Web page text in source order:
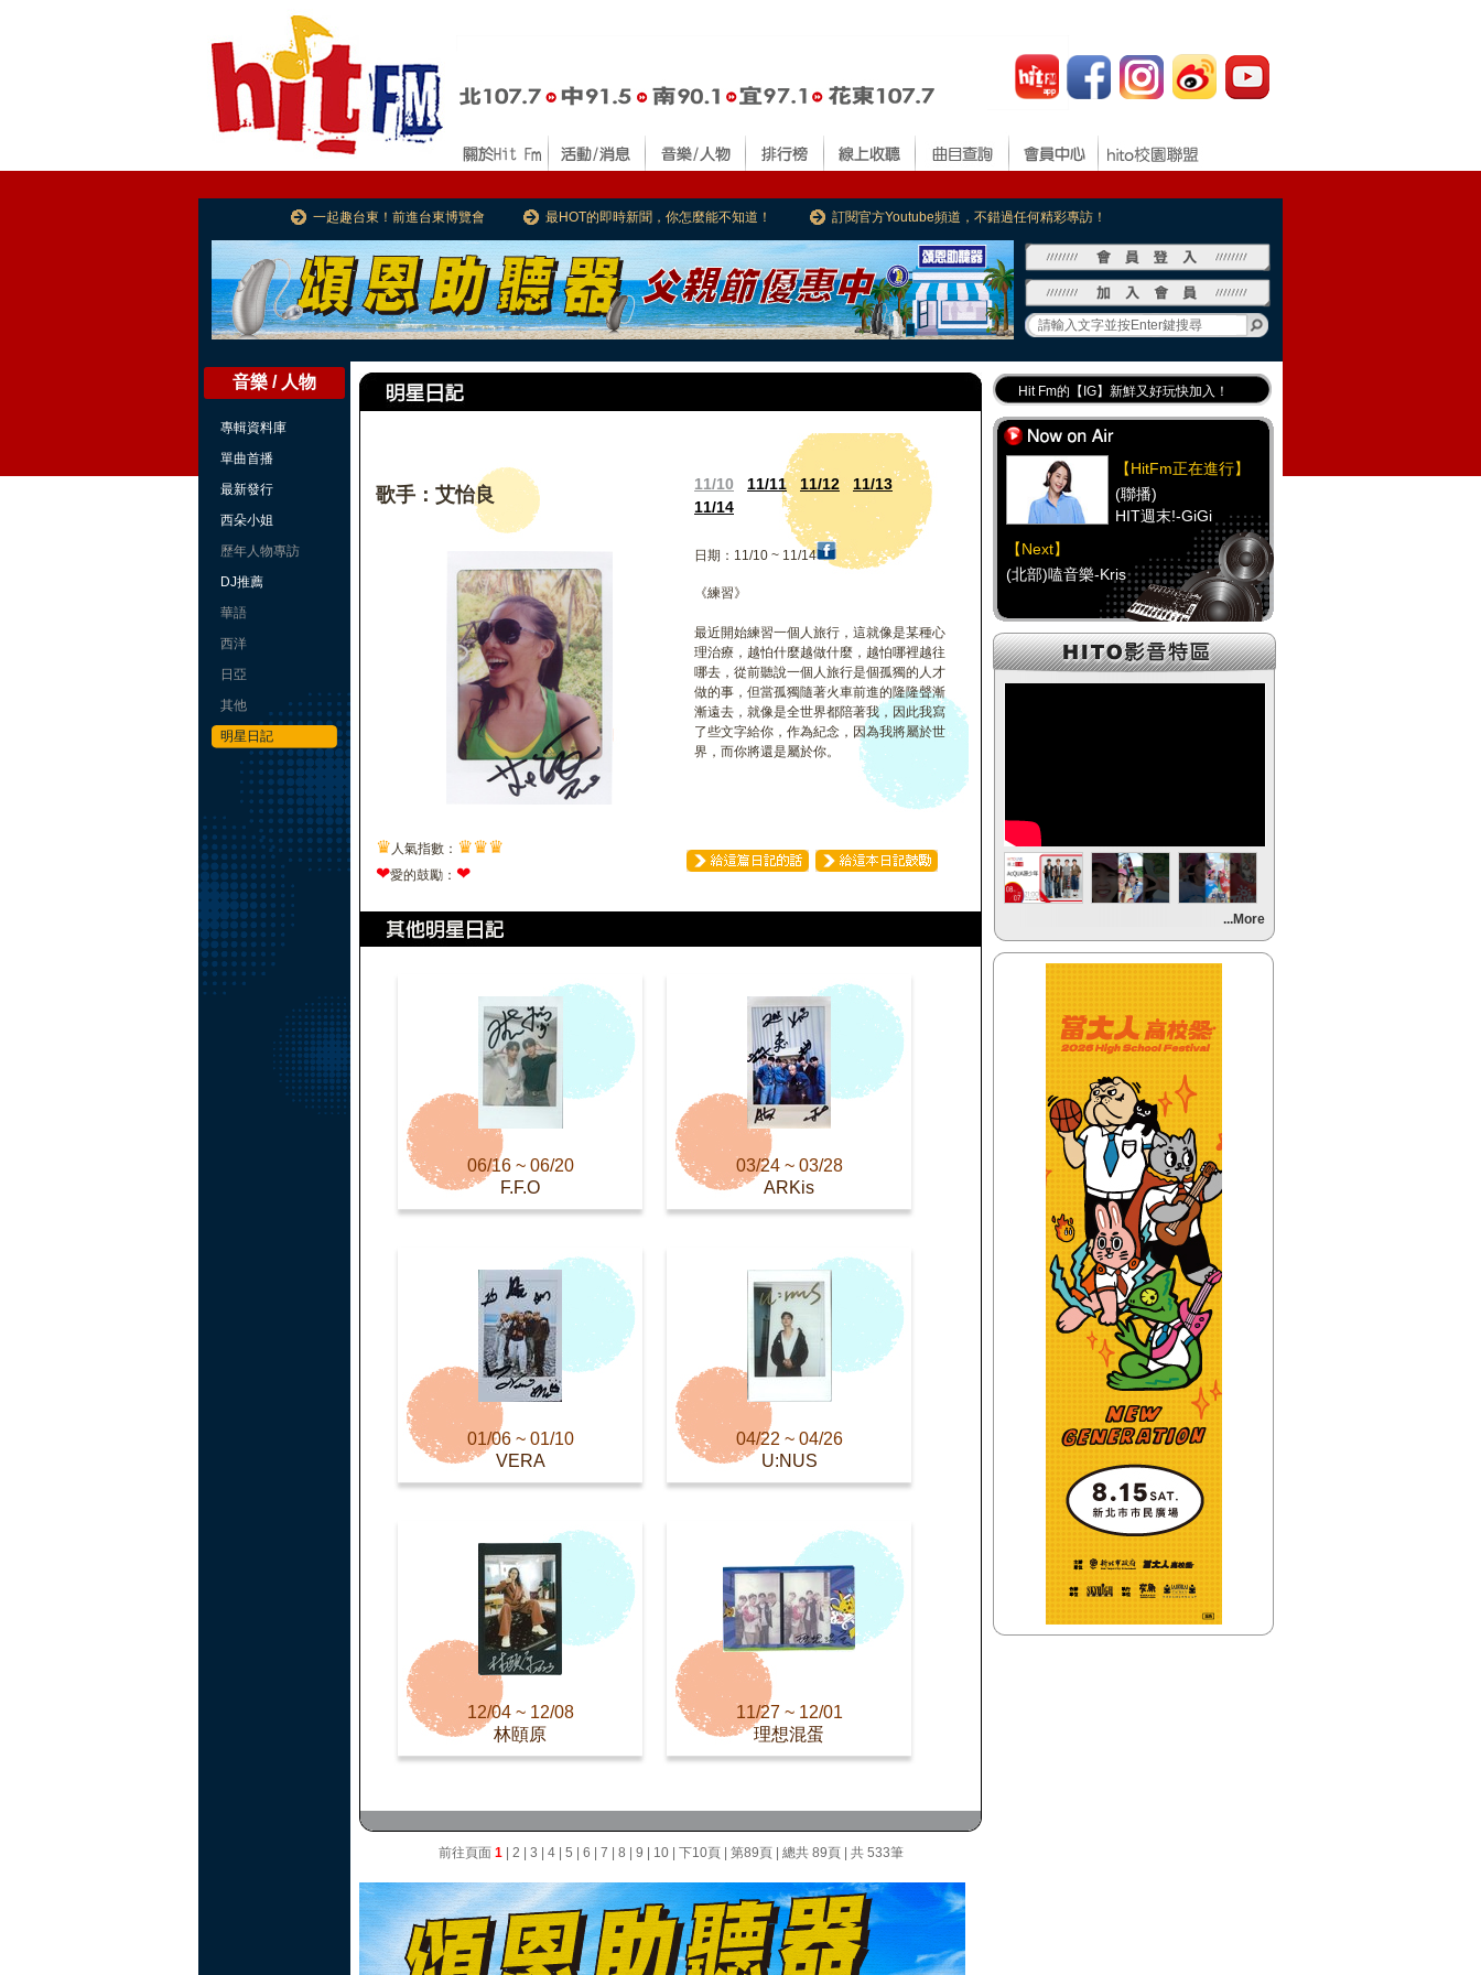
一起趣台東！前進台東博覽會 最HOT的即時新聞，你怎麼能不知道！ 訂閱官方Youtube頻道，不錯過任何精彩專訪！
音樂 / 人物
專輯資料庫
單曲首播
最新發行
西朵小姐
歷年人物專訪
DJ推薦
華語
西洋
日亞
其他
明星日記
歌手：艾怡良 11/10 11/11 11/12
11/13
11/14
日期：11/10 ~ 11/14
《練習》
最近開始練習一個人旅行，這就像是某種心
理治療，越怕什麼越做什麼，越怕哪裡越往
哪去，從前聽說一個人旅行是個孤獨的人才
做的事，但當孤獨隨著火車前進的隆隆聲漸
漸遠去，就像是全世界都陪著我，因此我寫
了些文字給你，作為紀念，因為我將屬於世
界，而你將還是屬於你。
♛ 人氣指數： ♛♛♛
❤愛的鼓勵： ❤
06/16 ~ 06/20
F.F.O
03/24 ~ 03/28
ARKis
01/06 ~ 01/10
VERA
04/22 ~ 04/26
U:NUS
12/04 ~ 12/08
林頤原
11/27 ~ 12/01
理想混蛋
前往頁面 1| 2 3 4| 5 6 7 8 9 10| 下10頁| 第89頁| 總共 89頁 | 共 533筆
Hit Fm的【IG】新鮮又好玩快加入！
Hit Fm【FB臉書粉絲團】等你加入！
最專業《DJ推薦》好音樂千萬別錯過！
好康報報 最新優惠訊息都在這！
【HitFm正在進行】
(聯播)
HIT週末!-GiGi
【Next】
(北部)嗑音樂-Kris
【HitFm正在進行】
(聯播)
(聯播)
HIT週末!-GiGi
【Next】
(聯播)
HIT週末!-GiGi
(宜蘭)嗑音樂
【HitFm正在進行】
(聯播)
HIT週末!-GiGi
【Next】
(花東)Hito放輕鬆
...More